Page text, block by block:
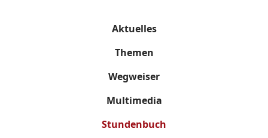
Aktuelles
Themen
Wegweiser
Multimedia
Stundenbuch